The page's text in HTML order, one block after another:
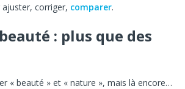
ajuster, corriger, comparer.
: plus que des
« beauté » et « nature », mais là encore…